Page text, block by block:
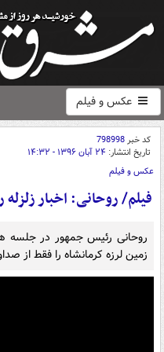
عکس و فیلم
کد خبر798998
تاریخ انتشار: ۲۴ آبان ۱۳۹۶ - ۱۴:۳۲
عکس و فیلم
فیلم/ روحانی: اخبار
روحانی رئیس جمهور در جلسه
زمین لرزه کرمانشاه را فقط از